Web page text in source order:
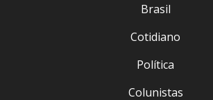
Brasil
Cotidiano
Política
Colunistas